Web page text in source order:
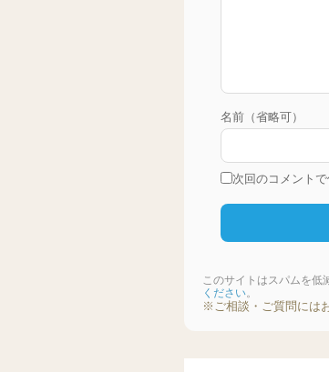
名前（省略可）
次回のコメント
このサイトはスパムを低
ください。
※ご相談・ご質問には